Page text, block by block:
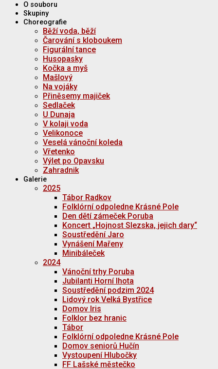
O souboru
Skupiny
Choreografie
Běží voda, běží
Čarování s kloboukem
Figurální tance
Husopasky
Kočka a myš
Mašlový
Na vojáky
Přiněsemy majiček
Sedlaček
U Dunaja
V kolaji voda
Velikonoce
Veselá vánoční koleda
Vřetenko
Výlet po Opavsku
Zahradnik
Galerie
2025
Tábor Radkov
Folklórní odpoledne Krásné Pole
Den dětí zámeček Poruba
Koncert „Hojnost Slezska, jejich dary“
Soustředění Jaro
Vynášení Mařeny
Minibáleček
2024
Vánoční trhy Poruba
Jubilanti Horní lhota
Soustředění podzim 2024
Lidový rok Velká Bystřice
Domov Iris
Folklor bez hranic
Tábor
Folklórní odpoledne Krásné Pole
Domov seniorů Hučín
Vystoupení Hlubočky
FF Lašské městečko